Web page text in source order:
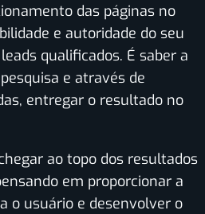
das páginas no
e autoridade do seu
qualificados. É saber a
e através de
entregar o resultado no
ao topo dos resultados
em proporcionar a
o usuário e desenvolver o